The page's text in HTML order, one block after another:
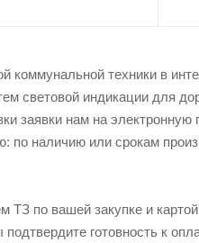
коммунальной техники в
световой индикации для
заявки нам на
наличию или срокам
ТЗ по вашей закупке и
готовность к